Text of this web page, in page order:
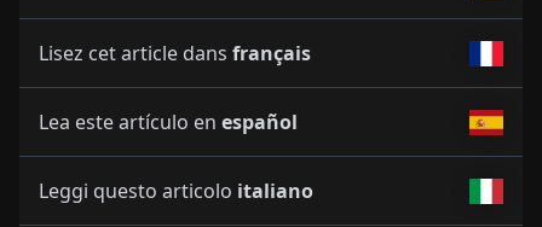
Lisez cet article dans français
Lea este artículo en español
Leggi questo articolo italiano